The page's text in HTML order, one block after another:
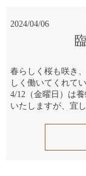
2024/04/06
春らしく桜も咲き
しく働いてくれて
4/12（金曜日）は
いたしますが、宜